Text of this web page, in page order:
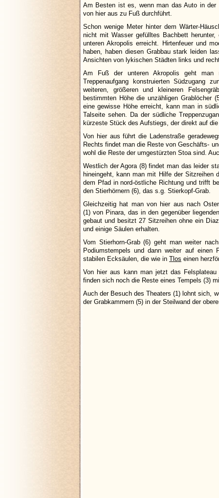
Am Besten ist es, wenn man das Auto in der
von hier aus zu Fuß durchführt.
Schon wenige Meter hinter dem Wärter-
nicht mit Wasser gefülltes Bachbett
unteren Akropolis erreicht. Hirtenfeuer und
haben, haben diesen Grabbau stark leiden
Ansichten von lykischen Städten links und
Am Fuß der unteren Akropolis geht
Treppenaufgang konstruierten Südzugang
weiteren, größeren und kleineren
bestimmten Höhe die unzähligen Grablöcher
eine gewisse Höhe erreicht, kann man in
Talseite sehen. Da der südliche
kürzeste Stück des Aufstiegs, der direkt auf
Von hier aus führt die Ladenstraße
Rechts findet man die Reste von Geschäfts-
wohl die Reste der umgestürzten Stoa sind.
Westlich der Agora (8) findet man das leider
hineingeht, kann man mit Hilfe der Sitzreihen
dem Pfad in nord-östliche Richtung und trifft
den Stierhörnern (6), das s.g. Stierkopf-Grab.
Gleichzeitig hat man von hier aus nach
(1) von Pinara, das in den gegenüber
gebaut und besitzt 27 Sitzreihen ohne ein
und einige Säulen erhalten.
Vom Stierhorn-Grab (6) geht man weiter
Podiumstempels und dann weiter auf einen
stabilen Ecksäulen, die wie in Tlos einen
Von hier aus kann man jetzt das
finden sich noch die Reste eines Tempels (3)
Auch der Besuch des Theaters (1) lohnt sich,
der Grabkammern (5) in der Steilwand der